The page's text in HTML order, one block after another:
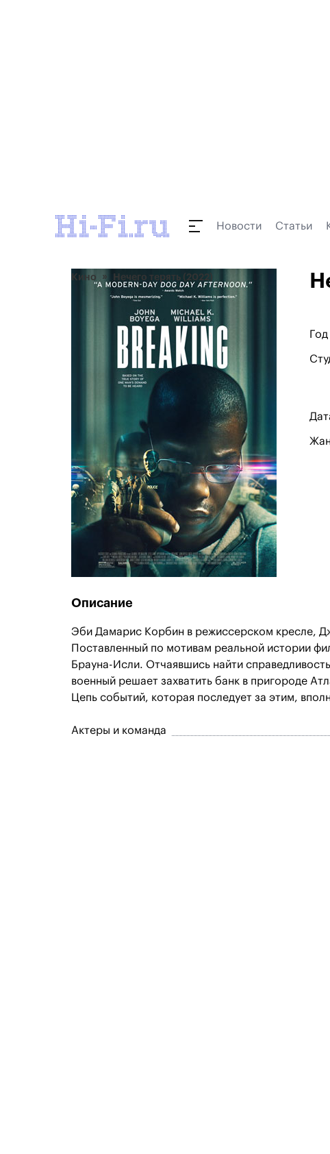
Новости Статьи
Кино Нечего терять (2022)
Год
Описание
Эби Дамарис Корбин в режиссерском кресле,
Поставленный по мотивам реальной истории
Брауна-Исли. Отчаявшись найти
военный решает захватить банк в пригороде
Цепь событий, которая последует за этим,
Актеры и команда